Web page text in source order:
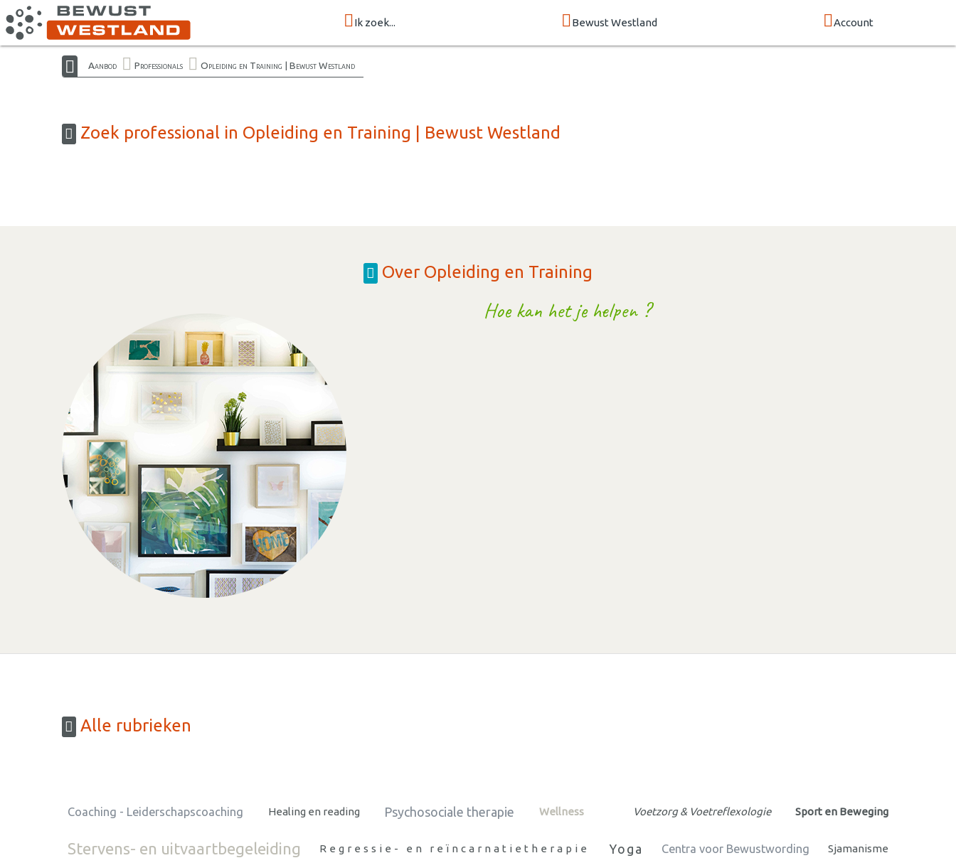
Ik zoek... Bewust Westland Account
Aanbod Professionals Opleiding en Training | Bewust Westland
Zoek professional in Opleiding en Training | Bewust Westland
Over Opleiding en Training
Hoe kan het je helpen ?
Alle rubrieken
Coaching - Leiderschapscoaching Healing en reading Psychosociale therapie Wellness Voetzorg & Voetreflexologie Sport en Beweging
Stervens- en uitvaartbegeleiding Regressie- en reïncarnatietherapie Yoga Centra voor Bewustwording Sjamanisme